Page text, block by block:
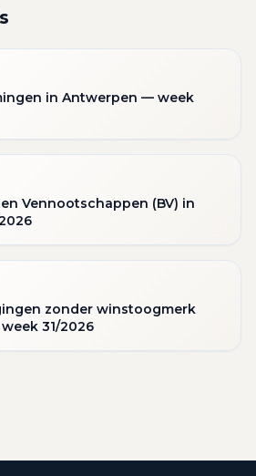
in Antwerpen — week
Vennootschappen (BV) in
zonder winstoogmerk
31/2026